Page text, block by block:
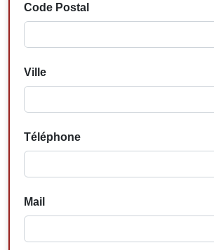
Code Postal
Ville
Téléphone
Mail